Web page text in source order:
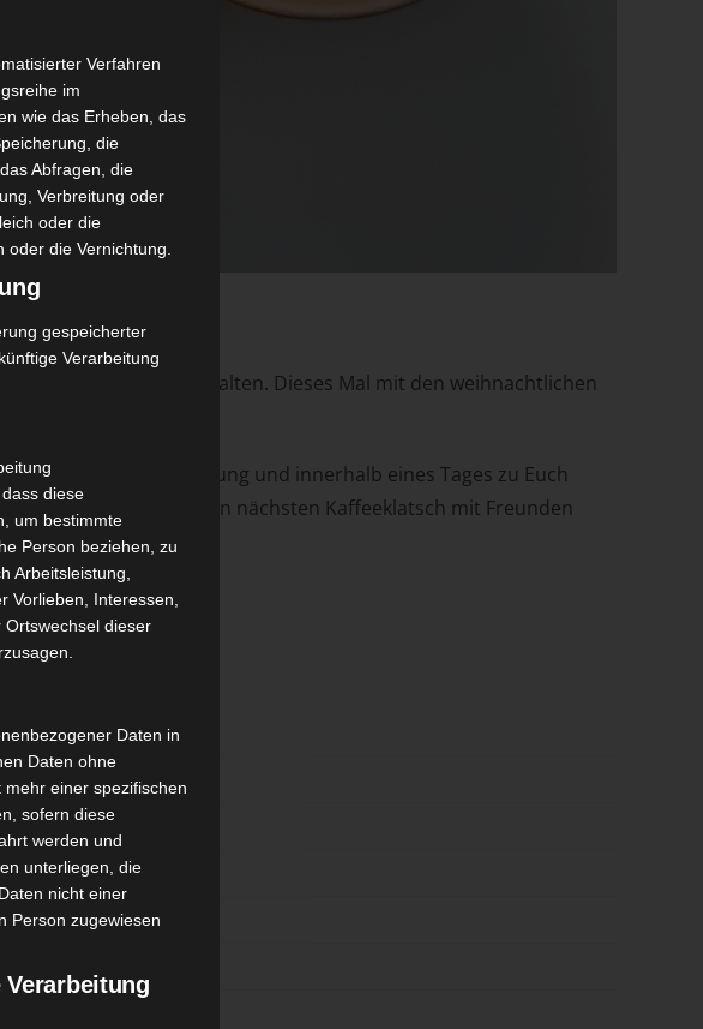
erhalten. Dieses Mal mit den weihnachtlichen
Karton mit Kühlung und innerhalb eines Tages zu Euch
Also, perfekt für den nächsten Kaffeeklatsch mit Freunden
)
Verfahren
im
wie das Erheben, das
die
Abfragen, die
Verbreitung oder
oder die
die Vernichtung.
gespeicherter
Verarbeitung
diese
um bestimmte
Person beziehen, zu
Arbeitsleistung,
Vorlieben, Interessen,
Ortswechsel dieser
Daten in
Daten ohne
einer spezifischen
sofern diese
werden und
unterliegen, die
nicht einer
Person zugewiesen